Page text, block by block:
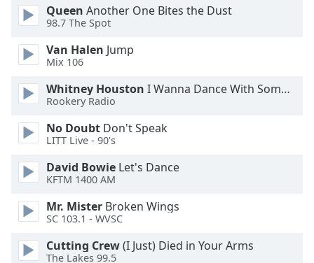
and
close
window.
Text
Color
Opacity
Text
Background
Color
Opacity
Queen Another One Bites the Dust
98.7 The Spot
Van Halen Jump
Mix 106
Whitney Houston I Wanna Dance With Somebody
Rookery Radio
No Doubt Don't Speak
LITT Live - 90's
David Bowie Let's Dance
KFTM 1400 AM
Mr. Mister Broken Wings
SC 103.1 - WVSC
Cutting Crew(I Just) Died in Your Arms
The Lakes 99.5